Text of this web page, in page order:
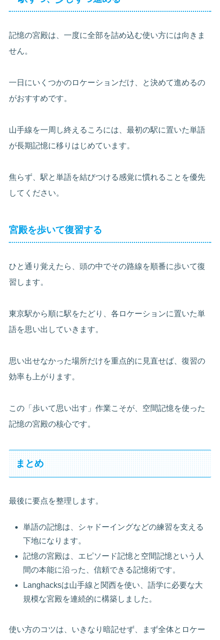
記憶の宮殿は、一度に全部を詰め込む使い方には向きま
せん。
一日にいくつかのロケーションだけ、と決めて進めるの
がおすすめです。
山手線を一周し終えるころには、最初の駅に置いた単語
が長期記憶に移りはじめています。
焦らず、駅と単語を結びつける感覚に慣れることを優先
してください。
宮殿を歩いて復習する
ひと通り覚えたら、頭の中でその路線を順番に歩いて復
習します。
東京駅から順に駅をたどり、各ロケーションに置いた単
語を思い出していきます。
思い出せなかった場所だけを重点的に見直せば、復習の
効率も上がります。
この「歩いて思い出す」作業こそが、空間記憶を使った
記憶の宮殿の核心です。
まとめ
最後に要点を整理します。
単語の記憶は、シャドーイングなどの練習を支える
下地になります。
記憶の宮殿は、エピソード記憶と空間記憶という人
間の本能に沿った、信頼できる記憶術です。
Langhacksは山手線と関西を使い、語学に必要な大
規模な宮殿を連続的に構築しました。
使い方のコツは、いきなり暗記せず、まず全体とロケー